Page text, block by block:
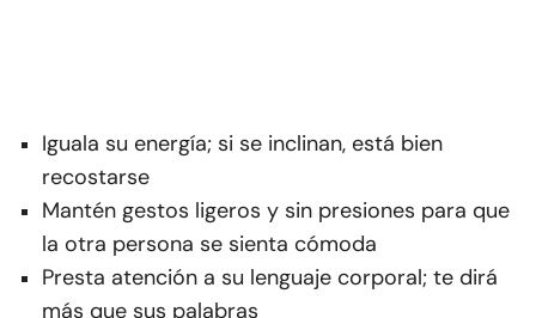
Iguala su energía; si se inclinan, está bien
recostarse
Mantén gestos ligeros y sin presiones para que
la otra persona se sienta cómoda
Presta atención a su lenguaje corporal; te dirá
más que sus palabras